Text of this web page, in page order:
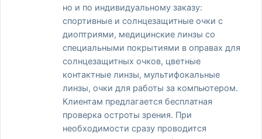
но и по индивидуальному заказу:
спортивные и солнцезащитные очки с
диоптриями, медицинские линзы со
специальными покрытиями в оправах для
солнцезащитных очков, цветные
контактные линзы, мультифокальные
линзы, очки для работы за компьютером.
Клиентам предлагается бесплатная
проверка остроты зрения. При
необходимости сразу проводится